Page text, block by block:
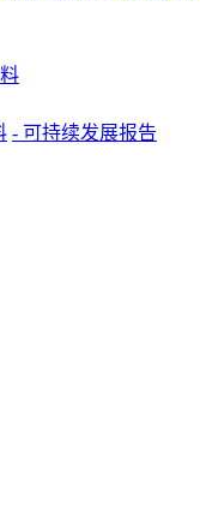
- 可持续发展报告